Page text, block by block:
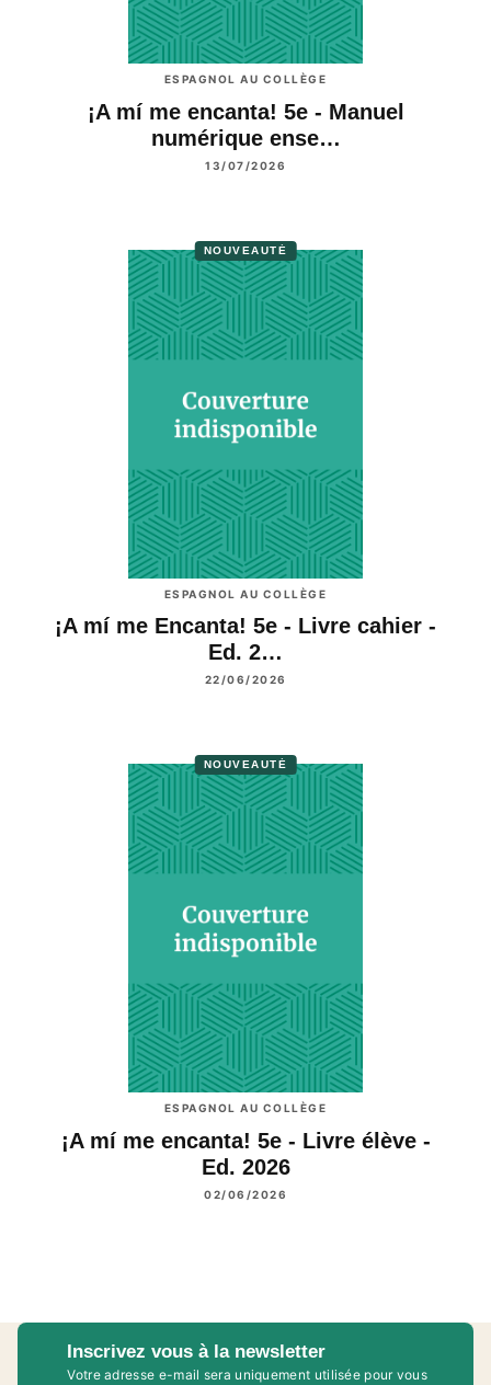
ESPAGNOL AU COLLÈGE
¡A mí me encanta! 5e - Manuel
numérique ense…
13/07/2026
NOUVEAUTÉ
ESPAGNOL AU COLLÈGE
¡A mí me Encanta! 5e - Livre cahier -
Ed. 2…
22/06/2026
NOUVEAUTÉ
ESPAGNOL AU COLLÈGE
¡A mí me encanta! 5e - Livre élève -
Ed. 2026
02/06/2026
Inscrivez vous à la newsletter
Votre adresse e-mail sera uniquement utilisée pour vous